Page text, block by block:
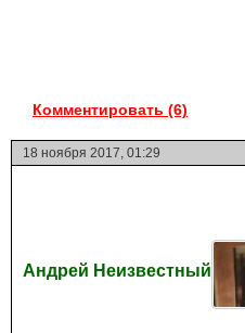
Комментировать (6)
18 ноября 2017, 01:29
Андрей Неизвестный